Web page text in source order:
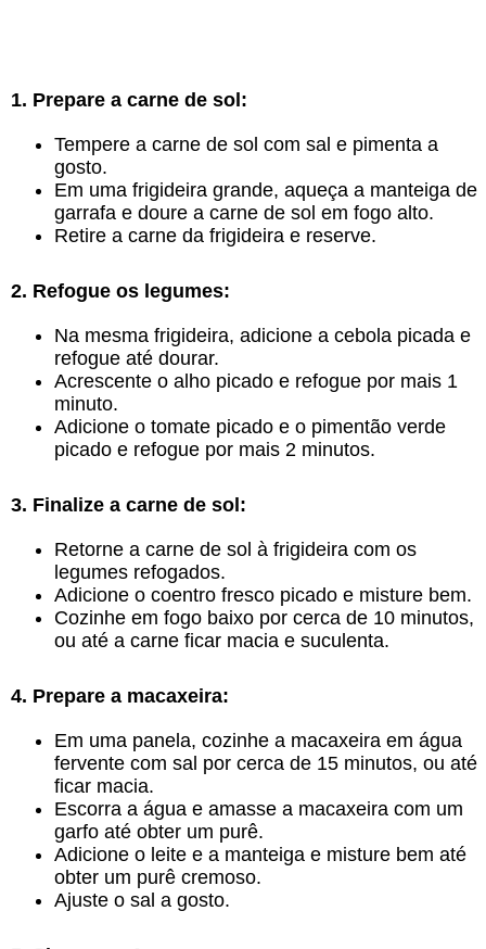
1. Prepare a carne de sol:
Tempere a carne de sol com sal e pimenta a
gosto.
Em uma frigideira grande, aqueça a manteiga de
garrafa e doure a carne de sol em fogo alto.
Retire a carne da frigideira e reserve.
2. Refogue os legumes:
Na mesma frigideira, adicione a cebola picada e
refogue até dourar.
Acrescente o alho picado e refogue por mais 1
minuto.
Adicione o tomate picado e o pimentão verde
picado e refogue por mais 2 minutos.
3. Finalize a carne de sol:
Retorne a carne de sol à frigideira com os
legumes refogados.
Adicione o coentro fresco picado e misture bem.
Cozinhe em fogo baixo por cerca de 10 minutos,
ou até a carne ficar macia e suculenta.
4. Prepare a macaxeira:
Em uma panela, cozinhe a macaxeira em água
fervente com sal por cerca de 15 minutos, ou até
ficar macia.
Escorra a água e amasse a macaxeira com um
garfo até obter um purê.
Adicione o leite e a manteiga e misture bem até
obter um purê cremoso.
Ajuste o sal a gosto.